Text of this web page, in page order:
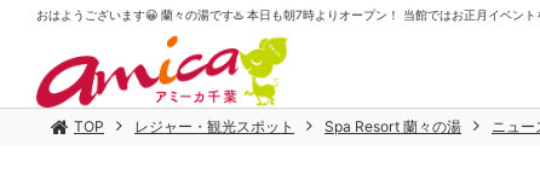
おはようございます😀 蘭々の湯です♨️ 本日も朝7時よりオープン！ 当館ではお正月イベ
TOP レジャー・観光スポット Spa Resort 蘭々の湯 ニュー